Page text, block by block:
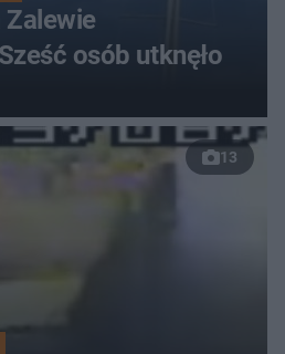
Zalewie
osób utknęło
13